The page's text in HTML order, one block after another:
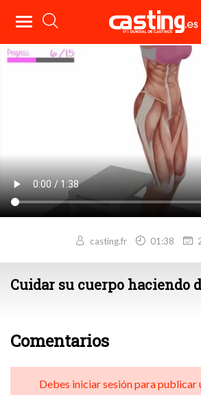
casting.fr 01:38
Cuidar su cuerpo haciendo
Comentarios
Debes iniciar sesión para publicar